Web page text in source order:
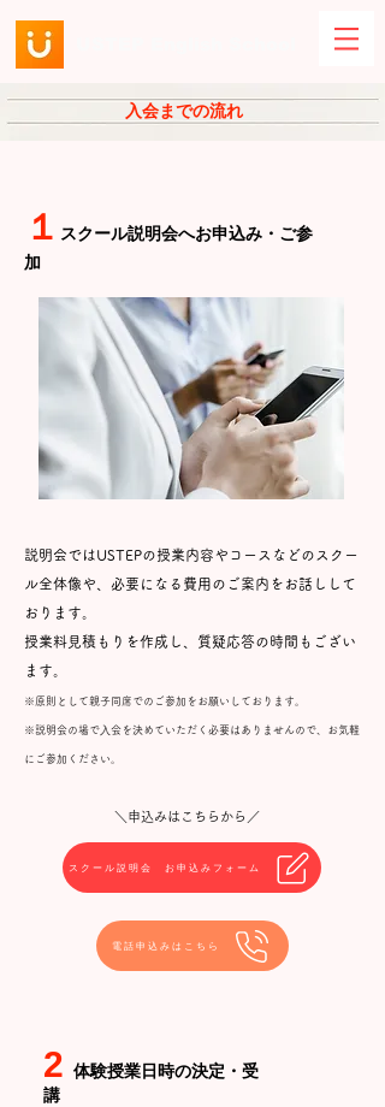
入会までの流れ
１ スクール説明会へお申込み・ご参
加
説明会ではUSTEPの授業内容やコースなどのスクー
ル全体像や、必要になる費用のご案内をお話しして
おります。
授業料見積もりを作成し、質疑応答の時間もござい
ます。
※原則として親子同席でのご参加をお願いしております。
※説明会の場で⼊会を決めていただく必要はありませんので、お気軽
にご参加ください。
＼申込みはこちらから／
スクール説明会 お申込みフォーム
電話申込みはこちら
2 ​体験授業日時の決定・受
講